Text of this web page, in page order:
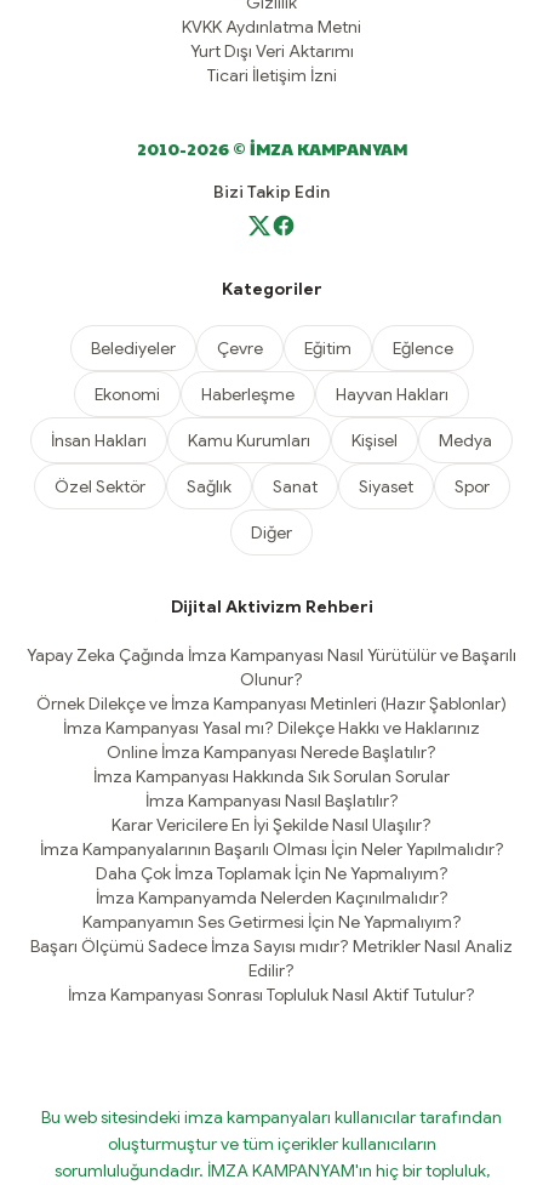
KVKK Aydınlatma Metni
Yurt Dışı Veri Aktarımı
Ticari İletişim İzni
2010-2026 © İMZA KAMPANYAM
Bizi Takip Edin
Kategoriler
Belediyeler Çevre Eğitim Eğlence
Ekonomi Haberleşme Hayvan Hakları
İnsan Hakları Kamu Kurumları Kişisel Medya
Özel Sektör Sağlık Sanat Siyaset Spor
Diğer
Dijital Aktivizm Rehberi
Yapay Zeka Çağında İmza Kampanyası Nasıl Yürütülür ve Başarılı
Olunur?
Örnek Dilekçe ve İmza Kampanyası Metinleri (Hazır Şablonlar)
İmza Kampanyası Yasal mı? Dilekçe Hakkı ve Haklarınız
Online İmza Kampanyası Nerede Başlatılır?
İmza Kampanyası Hakkında Sık Sorulan Sorular
İmza Kampanyası Nasıl Başlatılır?
Karar Vericilere En İyi Şekilde Nasıl Ulaşılır?
İmza Kampanyalarının Başarılı Olması İçin Neler Yapılmalıdır?
Daha Çok İmza Toplamak İçin Ne Yapmalıyım?
İmza Kampanyamda Nelerden Kaçınılmalıdır?
Kampanyamın Ses Getirmesi İçin Ne Yapmalıyım?
Başarı Ölçümü Sadece İmza Sayısı mıdır? Metrikler Nasıl Analiz
Edilir?
İmza Kampanyası Sonrası Topluluk Nasıl Aktif Tutulur?
Bu web sitesindeki imza kampanyaları kullanıcılar tarafından
oluşturmuştur ve tüm içerikler kullanıcıların
sorumluluğundadır. İMZA KAMPANYAM'ın hiç bir topluluk,